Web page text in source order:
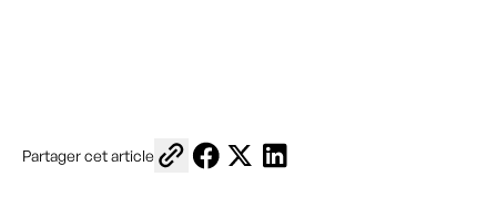
Partager cet article Copier le lien pour le partager
Partager sur Facebook
Partager sur X
Partager sur LinkedIn